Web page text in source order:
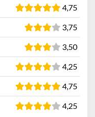
4,75
3,75
3,50
4,25
4,75
4,25